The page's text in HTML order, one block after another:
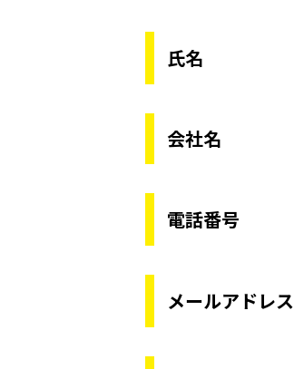
氏名
会社名
電話番号
メールアドレス